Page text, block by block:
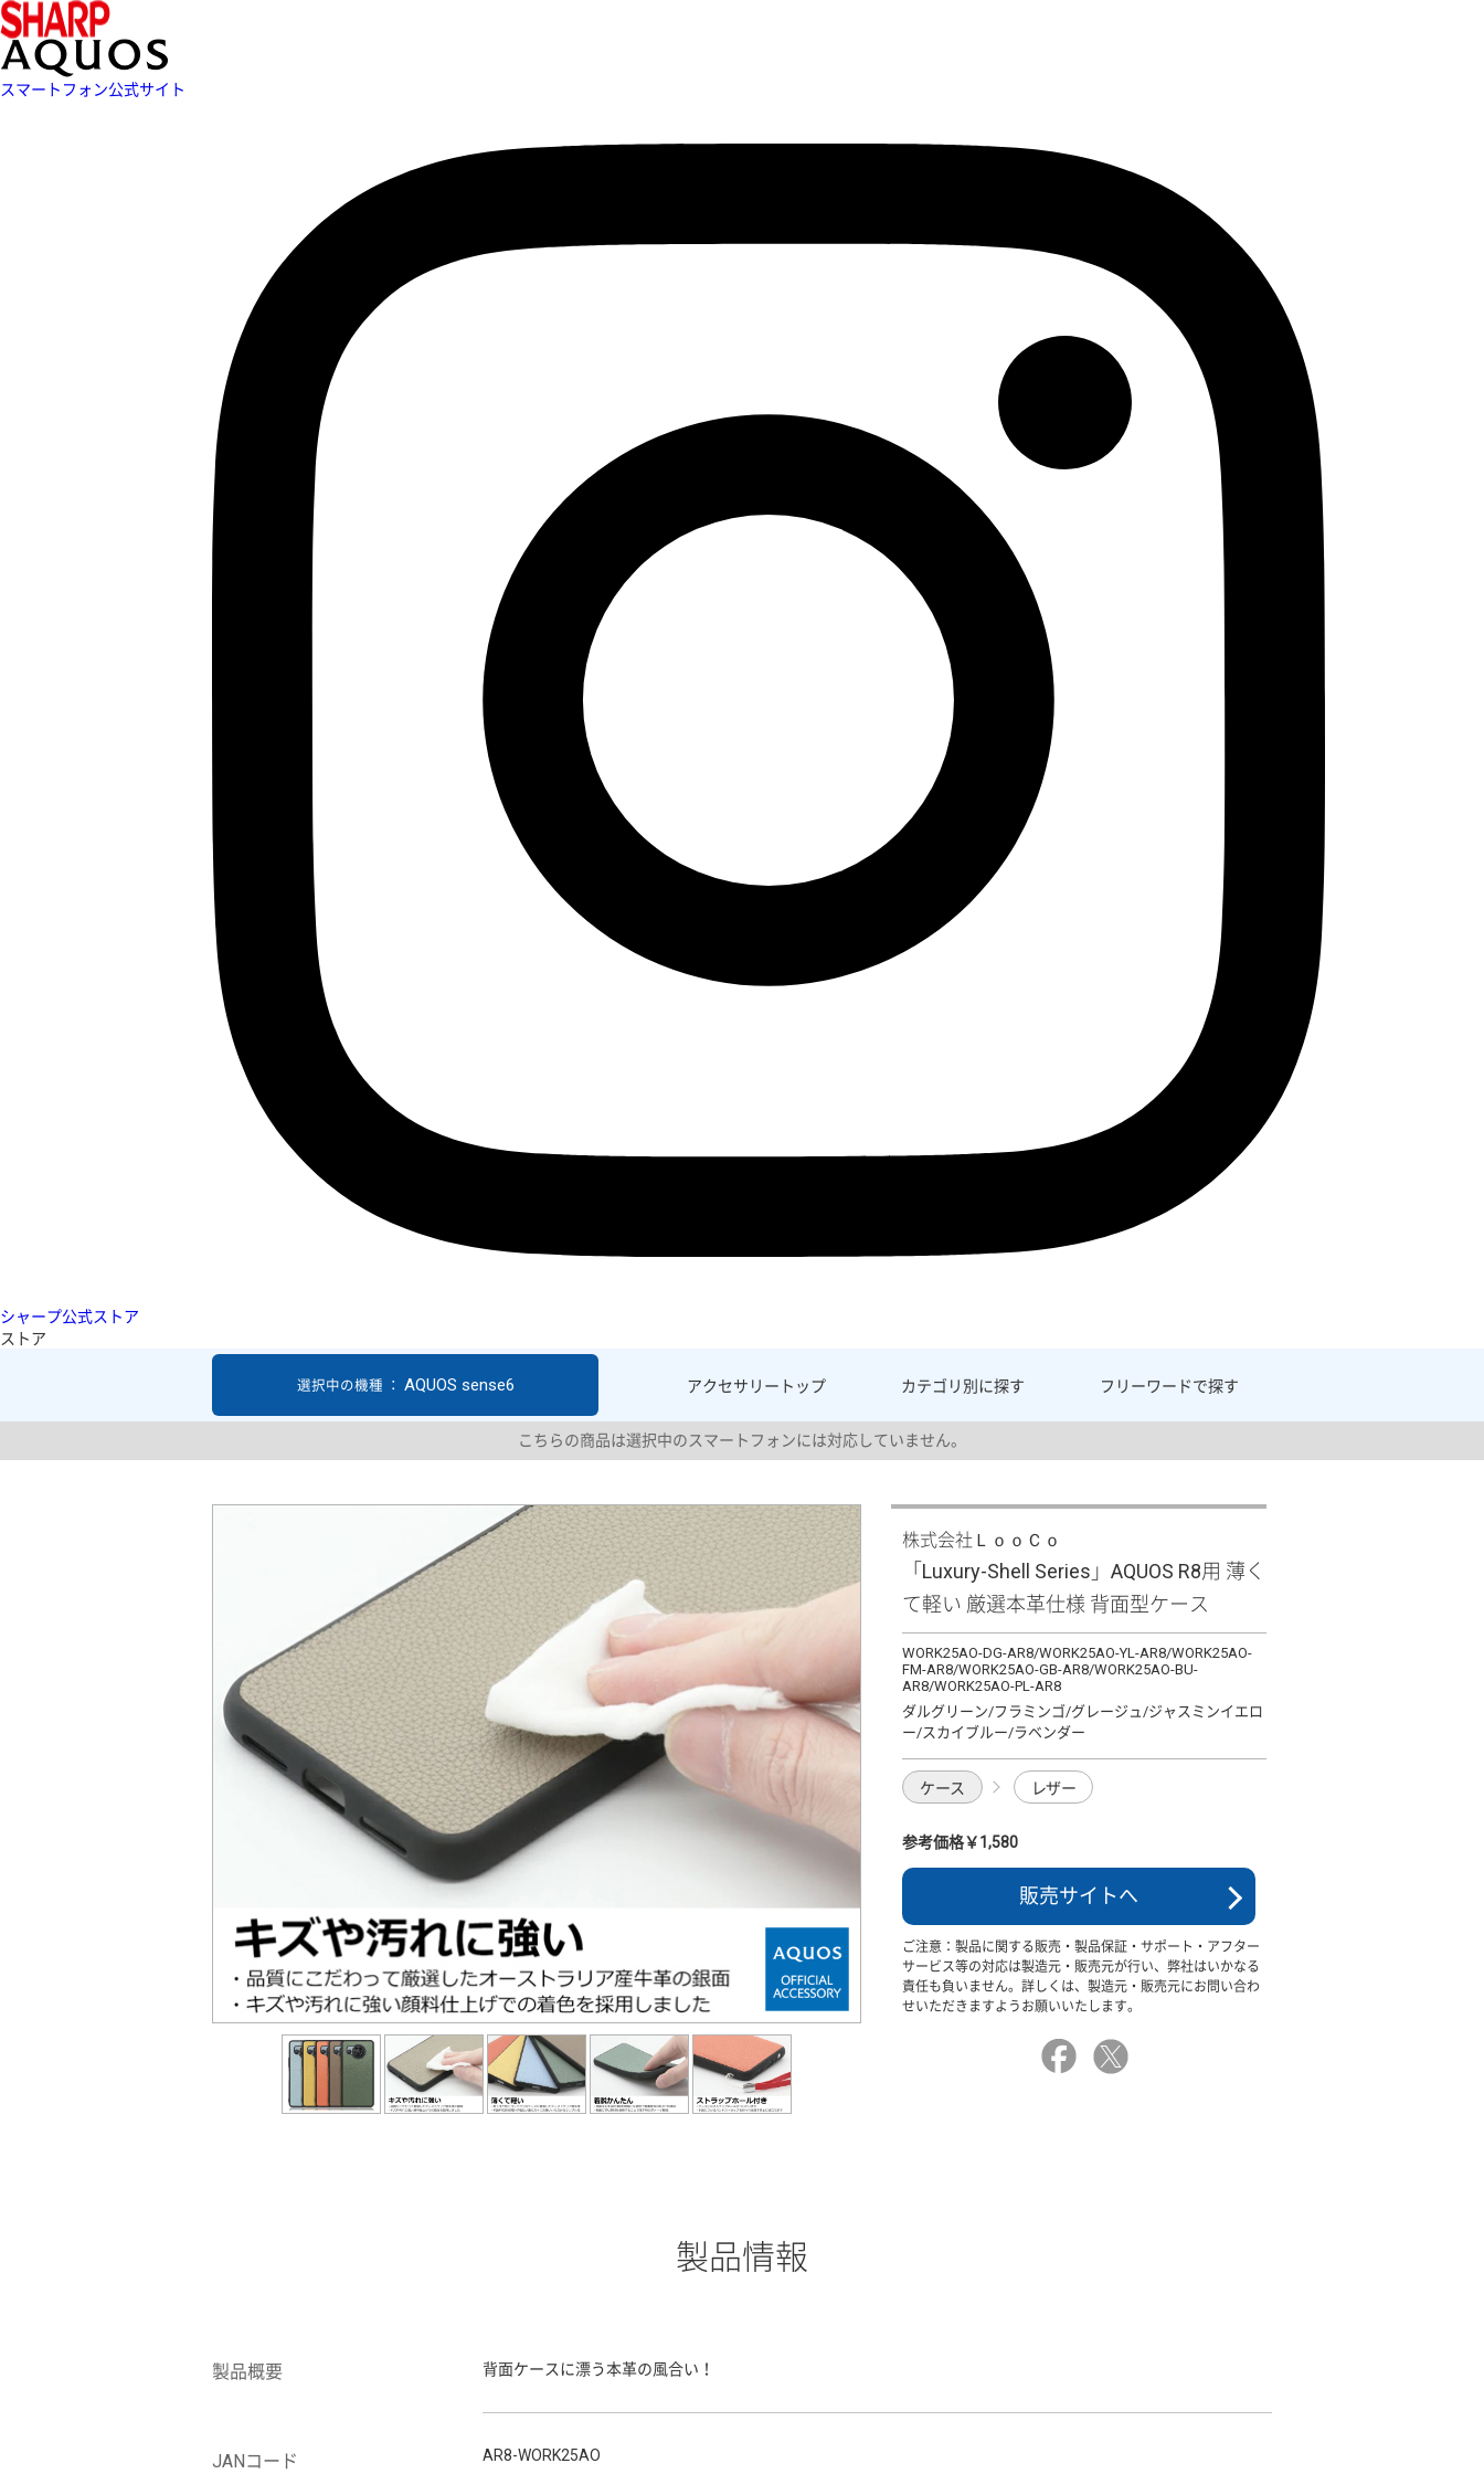
スマートフォン公式サイト
シャープ公式ストア
ストア
アクセサリー トップ カテゴリ別に探す フリーワードで探す
選択中の機種 ： AQUOS sense6
こちらの商品は選択中のスマートフォンには対応していません。
株式会社ＬｏｏＣｏ
「Luxury-Shell Series」AQUOS R8用 薄く
て軽い 厳選本革仕様 背面型ケース
WORK25AO-DG-AR8/WORK25AO-YL-AR8/WORK25AO-
FM-AR8/WORK25AO-GB-AR8/WORK25AO-BU-
AR8/WORK25AO-PL-AR8
ダルグリーン/フラミンゴ/グレージュ/ジャスミンイエロ
ー/スカイブルー/ラベンダー
ケース レザー
参考価格￥1,580
販売サイトへ
ご注意：製品に関する販売・製品保証・サポート・アフター
サービス等の対応は製造元・販売元が行い、弊社はいかなる
責任も負いません。詳しくは、製造元・販売元にお問い合わ
せいただきますようお願いいたします。
製品情報
製品概要 背面ケースに漂う本革の風合い！
JANコード AR8-WORK25AO